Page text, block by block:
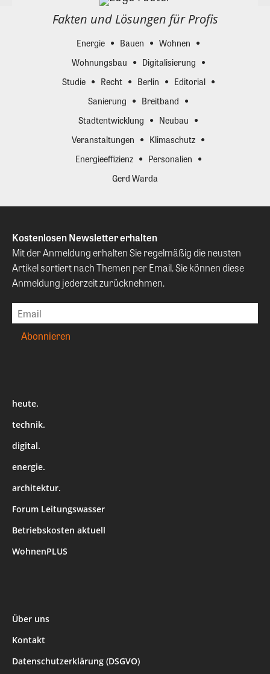
Fakten und Lösungen für Profis
Energie Bauen
Wohnen
Wohnungsbau
Digitalisierung
Studie
Recht Berlin
Editorial
Sanierung
Breitband
Stadtentwicklung
Neubau
Veranstaltungen
Klimaschutz
Energieeffizienz
Personalien
Gerd Warda
Kostenlosen Newsletter erhalten
Mit der Anmeldung erhalten Sie regelmäßig die neusten
Artikel sortiert nach Themen per Email. Sie können diese
Anmeldung jederzeit zurücknehmen.
heute.
technik.
digital.
energie.
architektur.
Forum Leitungswasser
Betriebskosten aktuell
WohnenPLUS
Über uns
Kontakt
Datenschutzerklärung (DSGVO)